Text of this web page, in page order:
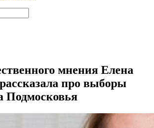
мнения Елена
про выборы
Подмосковья